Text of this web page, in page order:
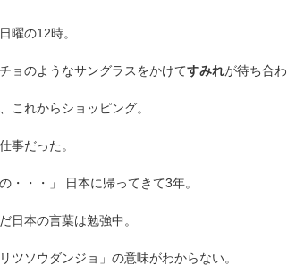
曜の12時。
ョのようなサングラスをかけてすみれが待ち合
これからショッピング。
事だった。
の・・・」 日本に帰ってきて3年。
日本の言葉は勉強中。
リツソウダンジョ」の意味がわからない。